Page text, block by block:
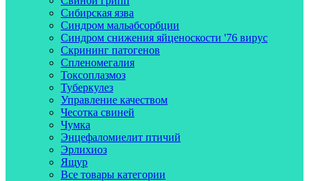
Сибирская язва
Синдром мальабсорбции
Синдром снижения яйценоскости '76 вирус
Скрининг патогенов
Спленомегалия
Токсоплазмоз
Туберкулез
Управление качеством
Чесотка свиней
Чумка
Энцефаломиелит птичий
Эрлихиоз
Ящур
Все товары категории